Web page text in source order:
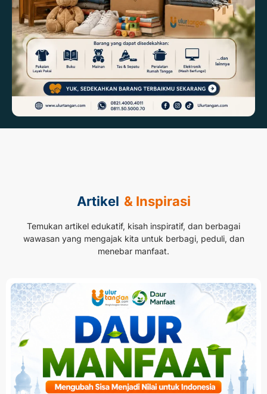
Artikel & Inspirasi
Temukan artikel edukatif, kisah inspiratif, dan berbagai
wawasan yang mengajak kita untuk berbagi, peduli, dan
menebar manfaat.